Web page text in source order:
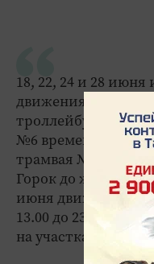
18, 22, 24 и 28
движения 17
троллейбусных
№6 временно будет
трамвая №5
Горок до
июня движение
13.00 до 23.00, а 22
на участках: